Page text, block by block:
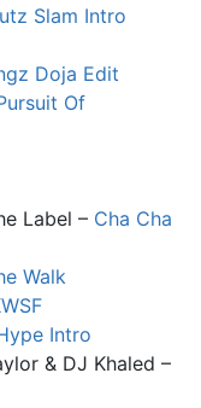
Slam Intro
Doja Edit
Of
Label – Cha Cha
Walk
Intro
& DJ Khaled –